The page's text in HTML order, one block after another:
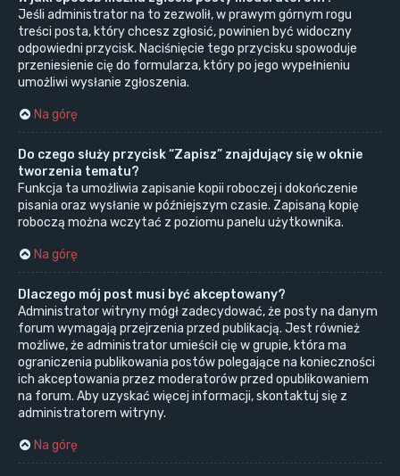
Jeśli administrator na to zezwolił, w prawym górnym rogu
treści posta, który chcesz zgłosić, powinien być widoczny
odpowiedni przycisk. Naciśnięcie tego przycisku spowoduje
przeniesienie cię do formularza, który po jego wypełnieniu
umożliwi wysłanie zgłoszenia.
Na górę
Do czego służy przycisk “Zapisz” znajdujący się w oknie
tworzenia tematu?
Funkcja ta umożliwia zapisanie kopii roboczej i dokończenie
pisania oraz wysłanie w późniejszym czasie. Zapisaną kopię
roboczą można wczytać z poziomu panelu użytkownika.
Na górę
Dlaczego mój post musi być akceptowany?
Administrator witryny mógł zadecydować, że posty na danym
forum wymagają przejrzenia przed publikacją. Jest również
możliwe, że administrator umieścił cię w grupie, która ma
ograniczenia publikowania postów polegające na konieczności
ich akceptowania przez moderatorów przed opublikowaniem
na forum. Aby uzyskać więcej informacji, skontaktuj się z
administratorem witryny.
Na górę